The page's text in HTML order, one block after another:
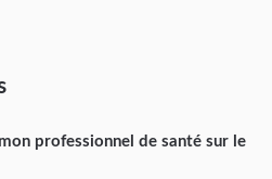
professionnel de santé sur le